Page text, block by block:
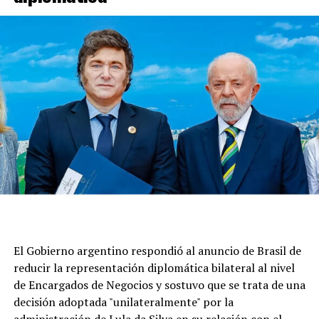
A su vez, el funcionario nacional afirmó que Lula "ha
proferido insultos" a Javier Milei "que no fueron
contestados".
"Las reacciones argentinas nunca fueron a nivel
diplomático. Nos informaron, a cinco días de que
Nicolás Maduro fuera retirado del poder en Venezuela,
que Brasil dejaba la representación nuestra en ese país,
cuando la Argentina tenía ciudadanos presos políticos
en riesgo de vida", sostuvo Quirno.
razón, nos retiraban la representación de Venezuela.
Eso es mucho más grave que cualquier cosa que haya
ocurrido hasta ese momento y marca el modo en que la
Argentina viene manejando este tema".
El Gobierno argentino respondió al anuncio de Brasil de
reducir la representación diplomática bilateral al nivel
de Encargados de Negocios y sostuvo que se trata de una
decisión adoptada "unilateralmente" por la